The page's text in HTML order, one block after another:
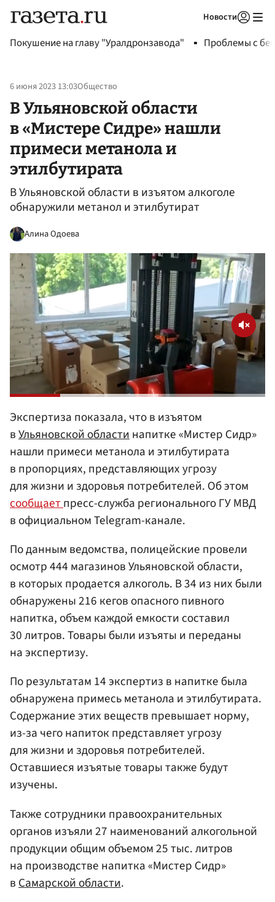
Новости
Покушение на главу "Уралдронзавода" Проблемы с
6 июня 2023 13:03Общество
В Ульяновской области
в «Мистере Сидре» нашли
примеси метанола и
этилбутирата
В Ульяновской области в изъятом алкоголе
обнаружили метанол и этилбутират
Алина Одоева
Экспертиза показала, что в изъятом
вУльяновской областинапитке «Мистер Сидр»
нашли примеси метанола и этилбутирата
в пропорциях, представляющих угрозу
для жизни и здоровья потребителей. Об этом
сообщаетпресс-служба регионального ГУ МВД
в официальном Telegram-канале.
По данным ведомства, полицейские провели
осмотр 444 магазинов Ульяновской области,
в которых продается алкоголь. В 34 из них были
обнаружены 216 кегов опасного пивного
напитка, объем каждой емкости составил
30 литров. Товары были изъяты и переданы
на экспертизу.
По результатам 14 экспертиз в напитке была
обнаружена примесь метанола и этилбутирата.
Содержание этих веществ превышает норму,
из-за чего напиток представляет угрозу
для жизни и здоровья потребителей.
Оставшиеся изъятые товары также будут
изучены.
Также сотрудники правоохранительных
органов изъяли 27 наименований алкогольной
продукции общим объемом 25 тыс. литров
на производстве напитка «Мистер Сидр»
в Самарской области.